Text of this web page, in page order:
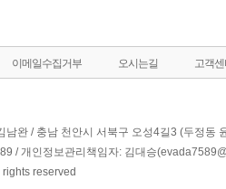
이메일수집거부 오시는길 고객
완 / 충남 천안시 서북구 오성4길3 (두정동
/ 개인정보관리책임자: 김대승(
rights reserved